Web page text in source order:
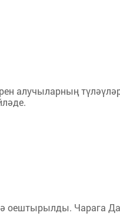
алучыларның
оештырылды. Чарага